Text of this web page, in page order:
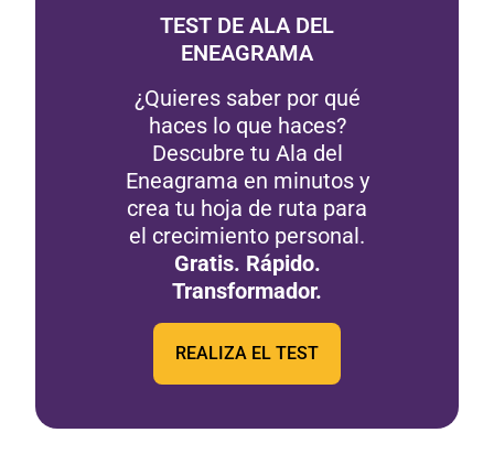
TEST DE ALA DEL
ENEAGRAMA
¿Quieres saber por qué
haces lo que haces?
Descubre tu Ala del
Eneagrama en minutos y
crea tu hoja de ruta para
el crecimiento personal.
Gratis. Rápido.
Transformador.
REALIZA EL TEST